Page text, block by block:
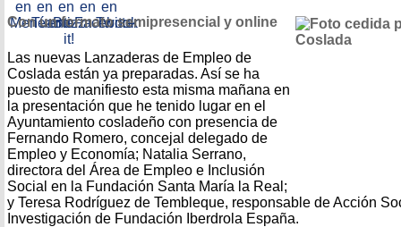
Con un formato semipresencial y online
Las nuevas Lanzaderas de Empleo de
Coslada están ya preparadas. Así se ha
puesto de manifiesto esta misma mañana en
la presentación que he tenido lugar en el
Ayuntamiento cosladeño con presencia de
Fernando Romero, concejal delegado de
Empleo y Economía; Natalia Serrano,
directora del Área de Empleo e Inclusión
Social en la Fundación Santa María la Real;
y Teresa Rodríguez de Tembleque, responsable de Acción
Investigación de Fundación Iberdrola España.